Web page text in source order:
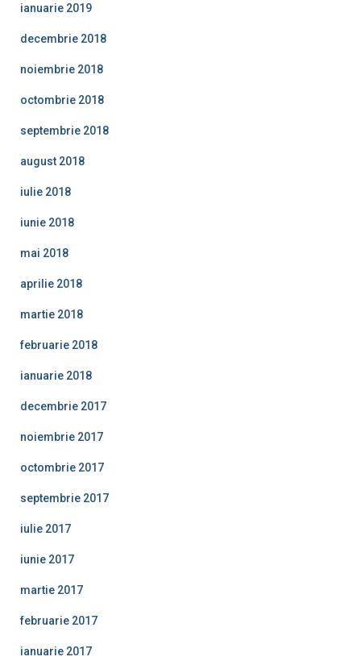
ianuarie 2019
decembrie 2018
noiembrie 2018
octombrie 2018
septembrie 2018
august 2018
iulie 2018
iunie 2018
mai 2018
aprilie 2018
martie 2018
februarie 2018
ianuarie 2018
decembrie 2017
noiembrie 2017
octombrie 2017
septembrie 2017
iulie 2017
iunie 2017
martie 2017
februarie 2017
ianuarie 2017